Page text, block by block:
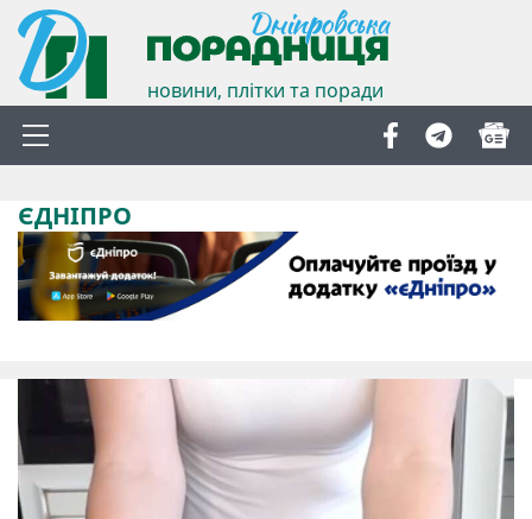
новини, плітки та поради
ЄДНІПРО